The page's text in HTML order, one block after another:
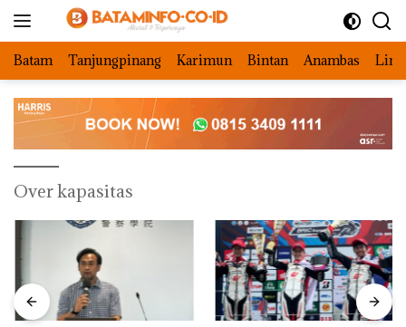
Batam Tanjungpinang Karimun Bintan Anambas
Over kapasitas